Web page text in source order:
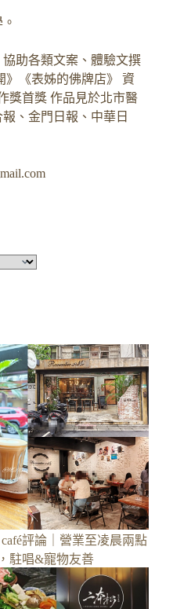
助各類文案、體驗文撰
》《表姊的佛牌店》 資
獎首獎 作品見於北市醫
、金門日報、中華日
評論｜營業至凌晨兩點
駐唱&寵物友善